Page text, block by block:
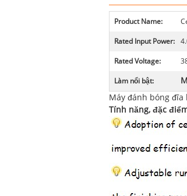
Product Name:
Rated Input Power:
Rated Voltage:
Làm nổi bật:
Máy đánh bóng đĩa
Tính năng, đặc